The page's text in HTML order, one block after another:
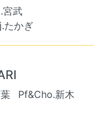
宮武
たかぎ
Pf&Cho.新木